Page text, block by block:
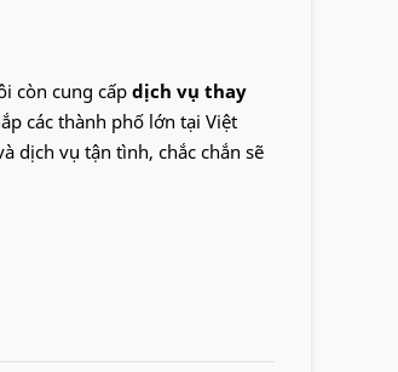
còn cung cấp dịch vụ thay
các thành phố lớn tại Việt
dịch vụ tận tình, chắc chắn sẽ